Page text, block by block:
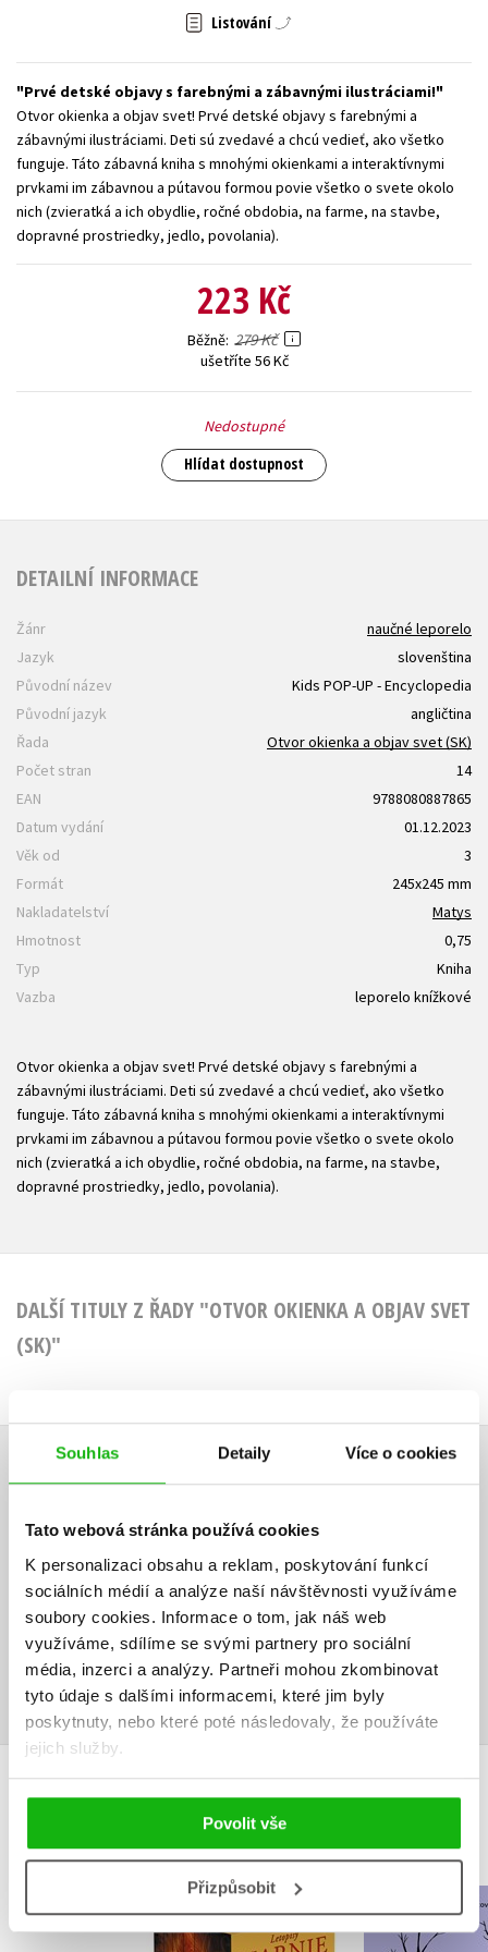
Souhlas Detaily Více o cookies
Tato webová stránka používá cookies
K personalizaci obsahu a reklam, poskytování funkcí
sociálních médií a analýze naší návštěvnosti využíváme
soubory cookies. Informace o tom, jak náš web
využíváme, sdílíme se svými partnery pro sociální
média, inzerci a analýzy. Partneři mohou zkombinovat
tyto údaje s dalšími informacemi, které jim byly
poskytnuty, nebo které poté následovaly, že používáte
jejich služby.
Povolit vše
Přizpůsobit
Zahraniční literatura
Všechny tituly
Listování
Prvé detské objavy s farebnými a zábavnými ilustráciami!
Otvor okienka a objav svet! Prvé detské objavy s farebnými a
zábavnými ilustráciami. Deti sú zvedavé a chcú vedieť, ako všetko
funguje. Táto zábavná kniha s mnohými okienkami a interaktívnymi
prvkami im zábavnou a pútavou formou povie všetko o svete okolo
nich (zvieratká a ich obydlie, ročné obdobia, na farme, na stavbe,
dopravné prostriedky, jedlo, povolania).
223 Kč
Běžně 279 Kč
ušetříte 56 Kč
Nedostupné
Hlídat dostupnost
DETAILNÍ INFORMACE
Žánr
naučné leporelo
Jazyk
slovenština
Původní název
Kids POP-UP - Encyclopedia
Původní jazyk
angličtina
Řada
Otvor okienka a objav svet (SK)
Počet stran
14
EAN
9788080887865
Datum vydání
01.12.2023
Věk od
3
Formát
245x245 mm
Nakladatelství
Matys
Hmotnost
0,75
Typ
Kniha
Vazba
leporelo knížkové
Otvor okienka a objav svet! Prvé detské objavy s farebnými a
zábavnými ilustráciami. Deti sú zvedavé a chcú vedieť, ako všetko
funguje. Táto zábavná kniha s mnohými okienkami a interaktívnymi
prvkami im zábavnou a pútavou formou povie všetko o svete okolo
nich (zvieratká a ich obydlie, ročné obdobia, na farme, na stavbe,
dopravné prostriedky, jedlo, povolania).
DALŠÍ TITULY Z ŘADY "OTVOR OKIENKA A OBJAV SVET
(SK)"
HODNOCENÍ ČTENÁŘŮ
V současné době nejsou vytvořena žádná uživatelská hodnocení.
Vaše hodnocení
Uživatelskou recenzi mohou vkládat pouze registrovaní uživatelé
Přihlásit
MOHLO BY VÁS TAKÉ ZAJÍMAT
NARNIE – komplet
1.-7.díl – box
Daně na